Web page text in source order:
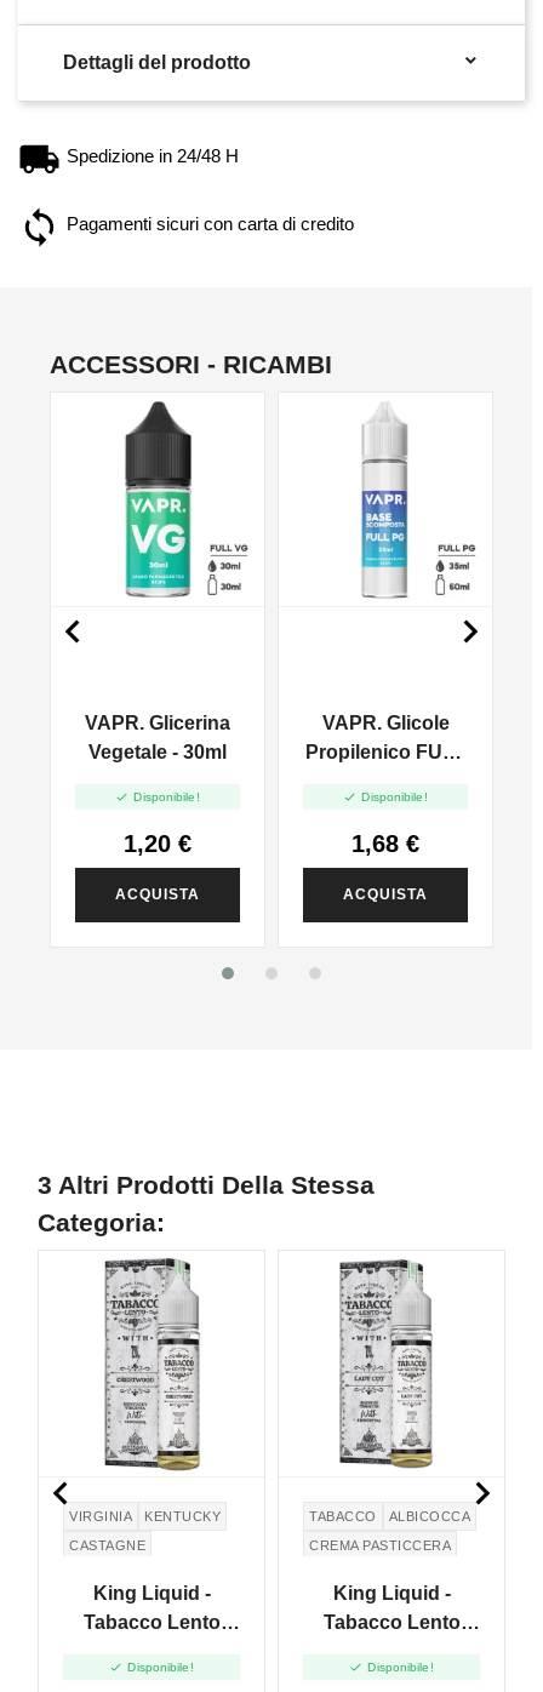
Dettagli del prodotto 
Spedizione in 24/48 H
Pagamenti sicuri con carta di credito
ACCESSORI - RICAMBI
VAPR. Glicerina
Vegetale - 30ml
 Disponibile!
1,20 €
ACQUISTA
VAPR. Glicole
Propilenico FULL
 Disponibile!
1,68 €
ACQUISTA
 
3 Altri Prodotti Della Stessa
Categoria:
VIRGINIA
KENTUCKY
CASTAGNE
King Liquid -
Tabacco Lento
Mix And Vape -
 Disponibile!
TABACCO
ALBICOCCA
CREMA PASTICCERA
King Liquid -
Tabacco Lento
Mix And Vape -
 Disponibile!
 